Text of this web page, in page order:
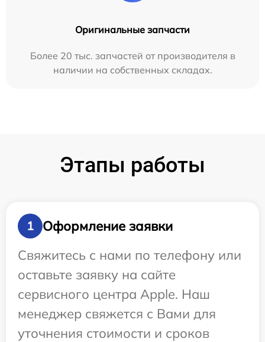
Оригинальные запчасти
Более 20 тыс. запчастей от производителя в
наличии на собственных складах.
Этапы работы
1
Оформление заявки
Свяжитесь с нами по телефону или
оставьте заявку на сайте
сервисного центра Apple. Наш
менеджер свяжется с Вами для
уточнения стоимости и сроков